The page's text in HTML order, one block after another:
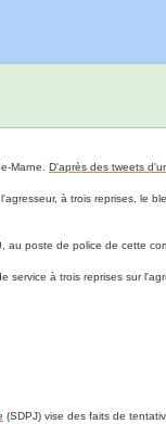
Marne. D'après des tweets
à trois reprises, le
au poste de police de cette
service à trois reprises sur
(SDPJ) vise des faits de